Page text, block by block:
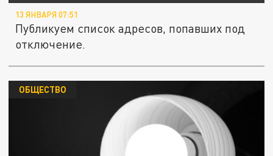
13 ЯНВАРЯ 07:51
Публикуем список адресов, попавших под
отключение.
ОБЩЕСТВО